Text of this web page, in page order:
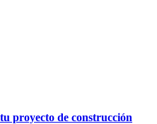
proyecto de construcción